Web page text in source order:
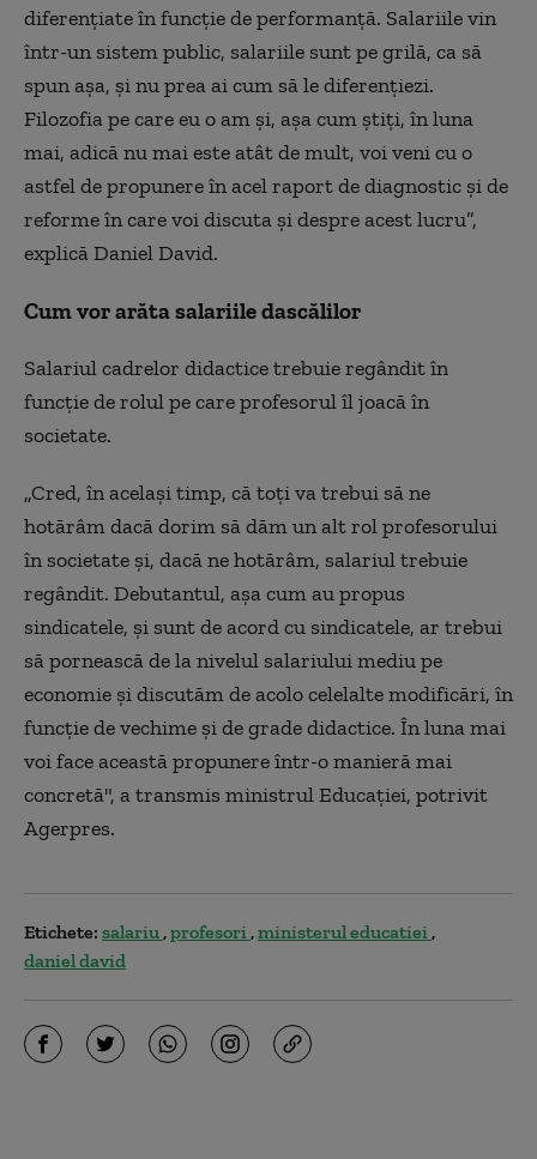
diferenţiate în funcţie de performanţă. Salariile vin
într-un sistem public, salariile sunt pe grilă, ca să
spun aşa, şi nu prea ai cum să le diferenţiezi.
Filozofia pe care eu o am şi, aşa cum ştiţi, în luna
mai, adică nu mai este atât de mult, voi veni cu o
astfel de propunere în acel raport de diagnostic şi de
reforme în care voi discuta şi despre acest lucru”,
explică Daniel David.
Cum vor arăta salariile dascălilor
Salariul cadrelor didactice trebuie regândit în
funcție de rolul pe care profesorul îl joacă în
societate.
„Cred, în acelaşi timp, că toţi va trebui să ne
hotărâm dacă dorim să dăm un alt rol profesorului
în societate şi, dacă ne hotărâm, salariul trebuie
regândit. Debutantul, aşa cum au propus
sindicatele, şi sunt de acord cu sindicatele, ar trebui
să pornească de la nivelul salariului mediu pe
economie şi discutăm de acolo celelalte modificări, în
funcţie de vechime şi de grade didactice. În luna mai
voi face această propunere într-o manieră mai
concretă", a transmis ministrul Educaţiei, potrivit
Agerpres.
Etichete: salariu profesori ministerul educatiei
daniel david